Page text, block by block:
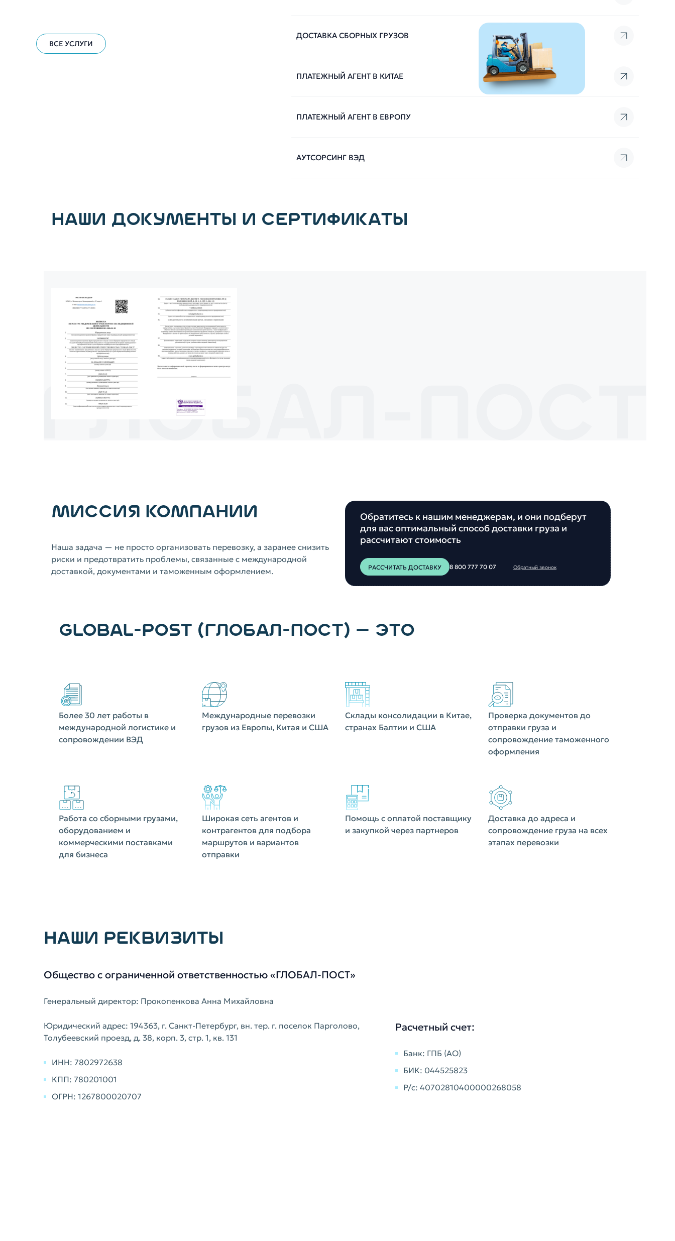
ВСЕ УСЛУГИ
ДОСТАВКА СБОРНЫХ ГРУЗОВ
ПЛАТЕЖНЫЙ АГЕНТ В КИТАЕ
ПЛАТЕЖНЫЙ АГЕНТ В ЕВРОПУ
АУТСОРСИНГ ВЭД
НАШИ ДОКУМЕНТЫ И СЕРТИФИКАТЫ
МИССИЯ КОМПАНИИ
Наша задача — не просто организовать перевозку, а заранее снизить
риски и предотвратить проблемы, связанные с международной
доставкой, документами и таможенным оформлением.
Обратитесь к нашим менеджерам, и они подберут
для вас оптимальный способ доставки груза и
рассчитают стоимость
РАССЧИТАТЬ ДОСТАВКУ 8 800 777 70 07 Обратный звонок
GLOBAL-POST (ГЛОБАЛ-ПОСТ) — ЭТО
Более 30 лет работы в
международной логистике и
сопровождении ВЭД
Международные перевозки
грузов из Европы, Китая и США
Склады консолидации в Китае,
странах Балтии и США
Проверка документов до
отправки груза и
сопровождение таможенного
оформления
Работа со сборными грузами,
оборудованием и
коммерческими поставками
для бизнеса
Широкая сеть агентов и
контрагентов для подбора
маршрутов и вариантов
отправки
Помощь с оплатой поставщику
и закупкой через партнеров
Доставка до адреса и
сопровождение груза на всех
этапах перевозки
НАШИ РЕКВИЗИТЫ
Общество с ограниченной ответственностью «ГЛОБАЛ-ПОСТ»
Генеральный директор: Прокопенкова Анна Михайловна
Юридический адрес: 194363, г. Санкт-Петербург, вн. тер. г. поселок Парголово,
Толубеевский проезд, д. 38, корп. 3, стр. 1, кв. 131
ИНН: 7802972638
КПП: 780201001
ОГРН: 1267800020707
Расчетный счет:
Банк: ГПБ (АО)
БИК: 044525823
Р/с: 40702810400000268058